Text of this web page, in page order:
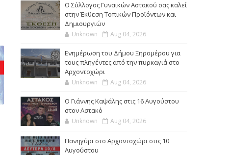
Ο Σύλλογος Γυναικών Αστακού σας καλεί
στην Έκθεση Τοπικών Προϊόντων και
Δημιουργιών
Unknown Aug 04, 2026
Ενημέρωση του Δήμου Ξηρομέρου για
τους πληγέντες από την πυρκαγιά στο
Αρχοντοχώρι
Unknown Aug 04, 2026
Ο Γιάννης Καψάλης στις 16 Αυγούστου
στον Αστακό
Unknown Aug 04, 2026
Πανηγύρι στο Αρχοντοχώρι στις 10
Αυγούστου